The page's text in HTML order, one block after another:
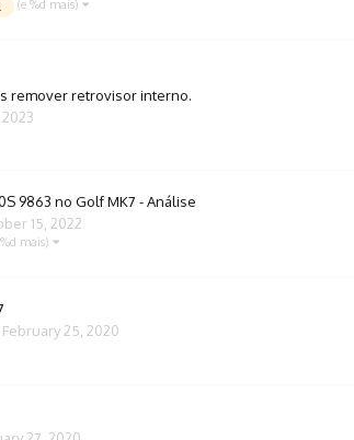
(e %d mais)
remover retrovisor interno.
2023
9863 no Golf MK7 - Análise
15, 2022
%d mais)
February 25, 2020